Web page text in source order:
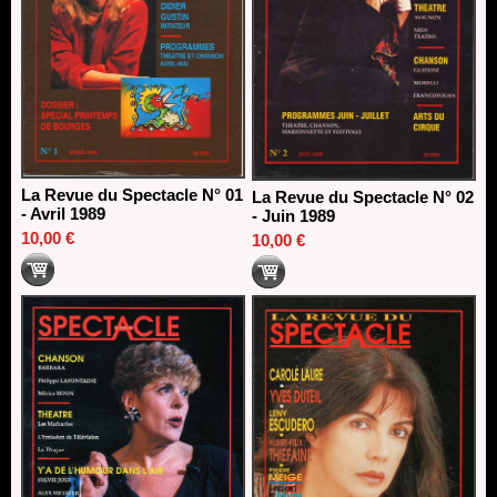
La Revue du Spectacle N° 01
- Avril 1989
10,00 €
La Revue du Spectacle N° 02
- Juin 1989
10,00 €